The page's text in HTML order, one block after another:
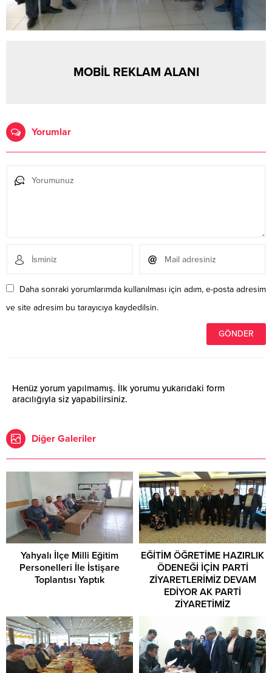
MOBİL REKLAM ALANI
Yorumlar
Daha sonraki yorumlarımda kullanılması için adım, e-posta adresim
ve site adresim bu tarayıcıya kaydedilsin.
Henüz yorum yapılmamış. İlk yorumu yukarıdaki form
aracılığıyla siz yapabilirsiniz.
Diğer Galeriler
Yahyalı İlçe Milli Eğitim
Personelleri İle İstişare
Toplantısı Yaptık
EĞİTİM ÖĞRETİME HAZIRLIK
ÖDENEĞİ İÇİN PARTİ
ZİYARETLERİMİZ DEVAM
EDİYOR AK PARTİ
ZİYARETİMİZ